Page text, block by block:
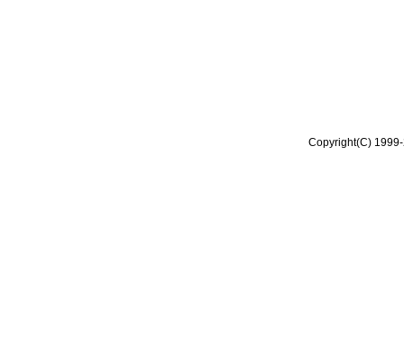
Copyright(C)